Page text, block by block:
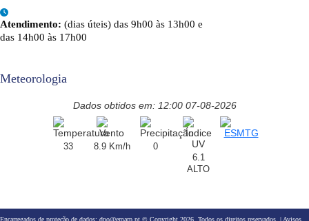
Atendimento: (dias úteis) das 9h00 às 13h00 e
das 14h00 às 17h00
Meteorologia
Dados obtidos em: 12:00 07-08-2026
33 8.9 Km/h
0
6.1
ALTO
Encarregados de proteção de dados: dpo@emarp.pt © Copyright 2026. Todos os direitos reservados. | Avisos